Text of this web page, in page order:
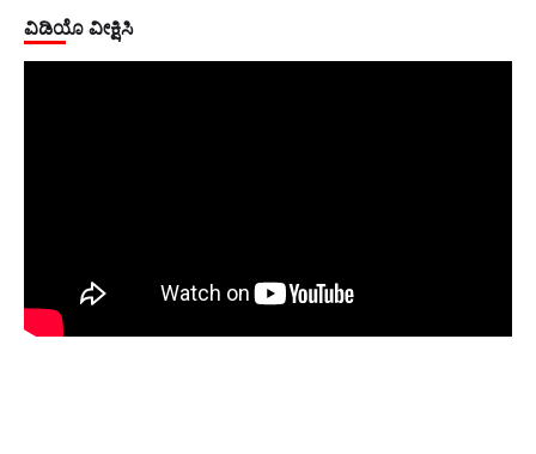
ವಿಡಿಯೊ ವೀಕ್ಷಿಸಿ